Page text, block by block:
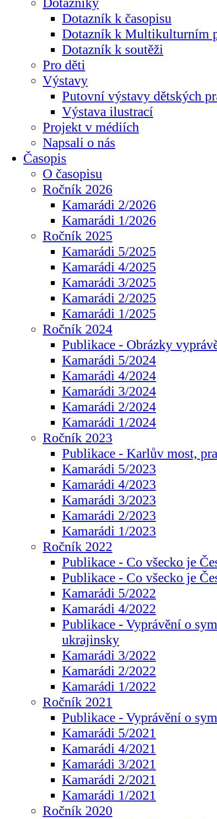
Dotazník k časopisu
Dotazník k Multikulturním
Dotazník k soutěži
Pro děti
Výstavy
Putovní výstavy dětských
Výstava ilustrací
Projekt v médiích
Napsali o nás
Časopis
O časopisu
Ročník 2026
Kamarádi 2/2026
Kamarádi 1/2026
Ročník 2025
Kamarádi 5/2025
Kamarádi 4/2025
Kamarádi 3/2025
Kamarádi 2/2025
Kamarádi 1/2025
Ročník 2024
Publikace - Obrázky
Kamarádi 5/2024
Kamarádi 4/2024
Kamarádi 3/2024
Kamarádi 2/2024
Kamarádi 1/2024
Ročník 2023
Publikace - Karlův most,
Kamarádi 5/2023
Kamarádi 4/2023
Kamarádi 3/2023
Kamarádi 2/2023
Kamarádi 1/2023
Ročník 2022
Publikace - Co všecko je
Publikace - Co všecko je
Kamarádi 5/2022
Kamarádi 4/2022
Publikace - Vyprávění o
ukrajinsky
Kamarádi 3/2022
Kamarádi 2/2022
Kamarádi 1/2022
Ročník 2021
Publikace - Vyprávění o
Kamarádi 5/2021
Kamarádi 4/2021
Kamarádi 3/2021
Kamarádi 2/2021
Kamarádi 1/2021
Ročník 2020